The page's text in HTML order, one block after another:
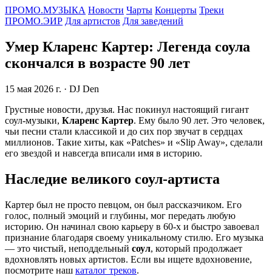
ПРОМО.МУЗЫКА Новости Чарты Концерты Треки
ПРОМО.ЭИР Для артистов Для заведений
Умер Кларенс Картер: Легенда соула
скончался в возрасте 90 лет
15 мая 2026 г. · DJ Den
Грустные новости, друзья. Нас покинул настоящий гигант
соул-музыки, Кларенс Картер. Ему было 90 лет. Это человек,
чьи песни стали классикой и до сих пор звучат в сердцах
миллионов. Такие хиты, как «Patches» и «Slip Away», сделали
его звездой и навсегда вписали имя в историю.
Наследие великого соул-артиста
Картер был не просто певцом, он был рассказчиком. Его
голос, полный эмоций и глубины, мог передать любую
историю. Он начинал свою карьеру в 60-х и быстро завоевал
признание благодаря своему уникальному стилю. Его музыка
— это чистый, неподдельный соул, который продолжает
вдохновлять новых артистов. Если вы ищете вдохновение,
посмотрите наш каталог треков.